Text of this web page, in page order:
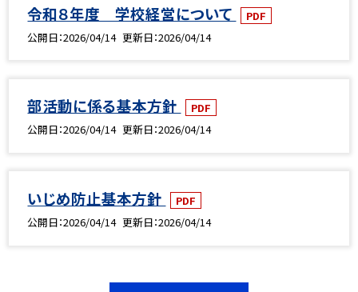
令和８年度 学校経営について
PDF
公開日 2026/04/14 更新日 2026/04/14
部活動に係る基本方針
PDF
公開日 2026/04/14 更新日 2026/04/14
いじめ防止基本方針
PDF
公開日 2026/04/14 更新日 2026/04/14